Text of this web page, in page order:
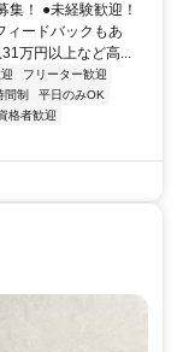
集！ ●未経験歓迎！
ィードバックもあ
万円以上など高...
フリーター歓迎
間制
平日のみOK
格者歓迎